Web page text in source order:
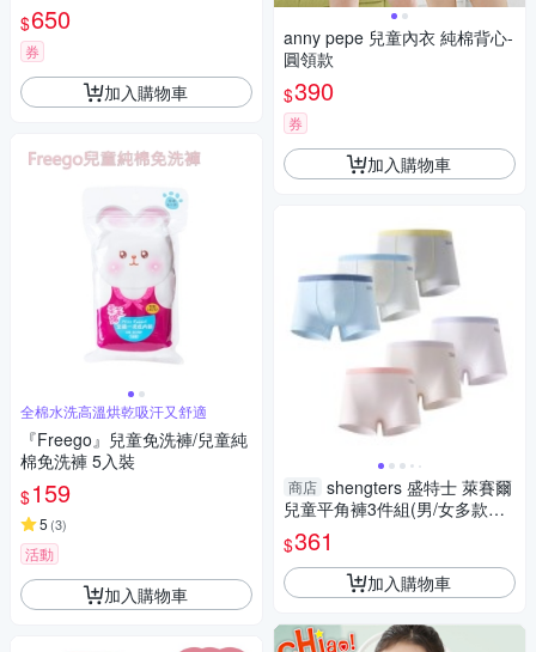
$650
券
加入購物車
全棉水洗高溫烘乾吸汗又舒適
『Freego』兒童免洗褲/兒童純
棉免洗褲 5入裝
$159
5 (3)
活動
加入購物車
anny pepe 兒童內衣 純棉背心-
圓領款
$390
券
加入購物車
商店 shengters 盛特士 萊賽爾
兒童平角褲3件組(男/女多款可
選) 男童內褲 女童內褲 兒童內
褲
$361
加入購物車